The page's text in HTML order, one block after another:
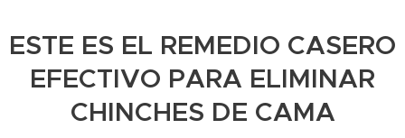
ESTE ES EL REMEDIO CASERO
EFECTIVO PARA ELIMINAR
CHINCHES DE CAMA